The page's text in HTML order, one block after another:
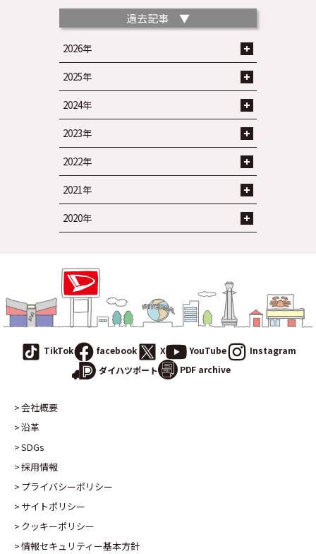
過去記事 ▼
2026年
2025年
2024年
2023年
2022年
2021年
2020年
TikTok facebook X YouTube
Instagram
ダイハツポート
PDF archive
会社概要
沿革
SDGs
採用情報
プライバシーポリシー
サイトポリシー
クッキーポリシー
情報セキュリティー基本方針